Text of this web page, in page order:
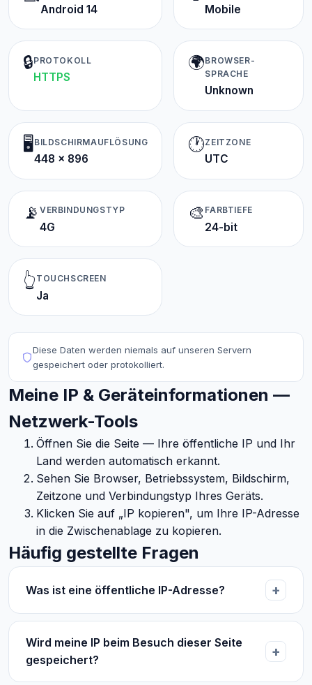
Android 14 Mobile
🔒PROTOKOLL
HTTPS
🌍BROWSER-
SPRACHE
Unknown
🖥️ BILDSCHIRMAUFLÖSUNG
448 × 896
🕐ZEITZONE
UTC
📡 VERBINDUNGSTYP
4G
🎨 FARBTIEFE
24-bit
👆 TOUCHSCREEN
Ja
Diese Daten werden niemals auf unseren Servern
gespeichert oder protokolliert.
Meine IP & Geräteinformationen —
Netzwerk-Tools
Öffnen Sie die Seite — Ihre öffentliche IP und Ihr
Land werden automatisch erkannt.
Sehen Sie Browser, Betriebssystem, Bildschirm,
Zeitzone und Verbindungstyp Ihres Geräts.
Klicken Sie auf „IP kopieren", um Ihre IP-Adresse
in die Zwischenablage zu kopieren.
Häufig gestellte Fragen
Was ist eine öffentliche IP-Adresse?
Wird meine IP beim Besuch dieser Seite
gespeichert?